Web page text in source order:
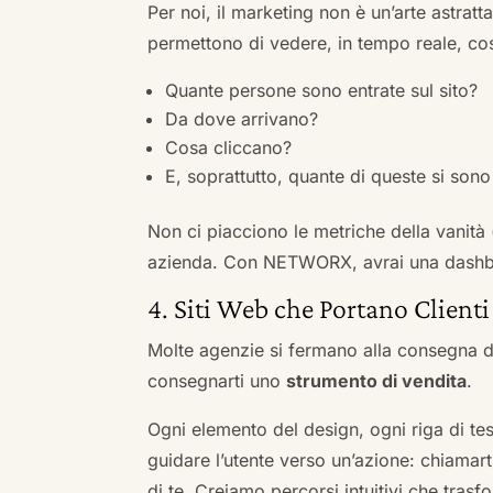
Per noi, il marketing non è un’arte
permettono di vedere, in tempo reale,
Quante persone sono entrate sul sito?
Da dove arrivano?
Cosa cliccano?
E, soprattutto, quante di queste si
Non ci piacciono le metriche della
azienda. Con NETWORX, avrai una
4. Siti Web che Portano
Molte agenzie si fermano alla consegna
consegnarti unostrumento di vendita.
Ogni elemento del design, ogni riga di
guidare l’utente verso un’azione: